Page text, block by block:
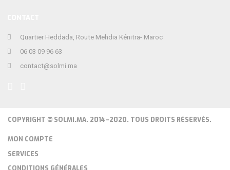
Quartier Heddada, Route Mehdia Kénitra- Maroc
06 03 09 96 63
contact@solmi.ma
COPYRIGHT © SOLMI.MA. 2014–2020. TOUS DROITS RÉSERVÉS.
MON COMPTE
SERVICES